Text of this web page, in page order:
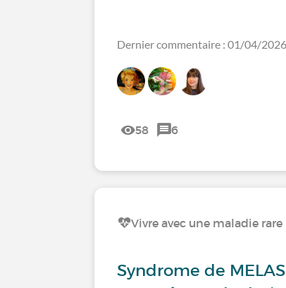
Dernier commentaire : 01/04/2026
58 6
Vivre avec une maladie rare
Syndrome de